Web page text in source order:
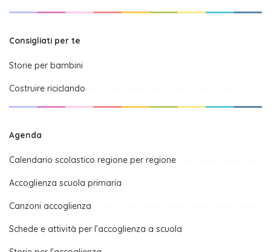
Consigliati per te
Storie per bambini
Costruire riciclando
Agenda
Calendario scolastico regione per regione
Accoglienza scuola primaria
Canzoni accoglienza
Schede e attività per l’accoglienza a scuola